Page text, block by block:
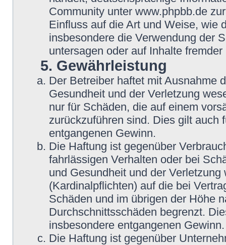
Community unter www.phpbb.de
Einfluss auf die Art und Weise, wie
insbesondere die Verwendung der
untersagen oder auf Inhalte
5. Gewährleistung
Der Betreiber haftet mit Ausnahme
Gesundheit und der Verletzung
nur für Schäden, die auf einem
zurückzuführen sind. Dies gilt auch
entgangenen Gewinn.
Die Haftung ist gegenüber
fahrlässigen Verhalten oder bei
und Gesundheit und der
(Kardinalpflichten) auf die bei
Schäden und im übrigen der Höhe
Durchschnittsschäden begrenzt.
insbesondere entgangenen Gewinn.
Die Haftung ist gegenüber